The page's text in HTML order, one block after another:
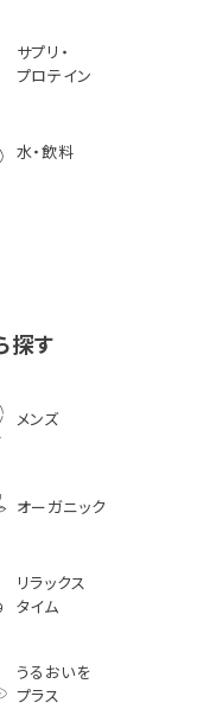
サプリ・
プロテイン
水・飲料
探す
メンズ
オーガニック
リラックス
タイム
うるおいを
プラス